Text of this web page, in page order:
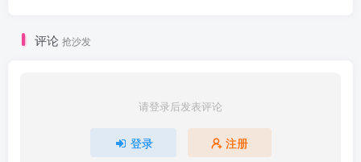
评论 抢沙发
请登录后发表评论
登录 注册